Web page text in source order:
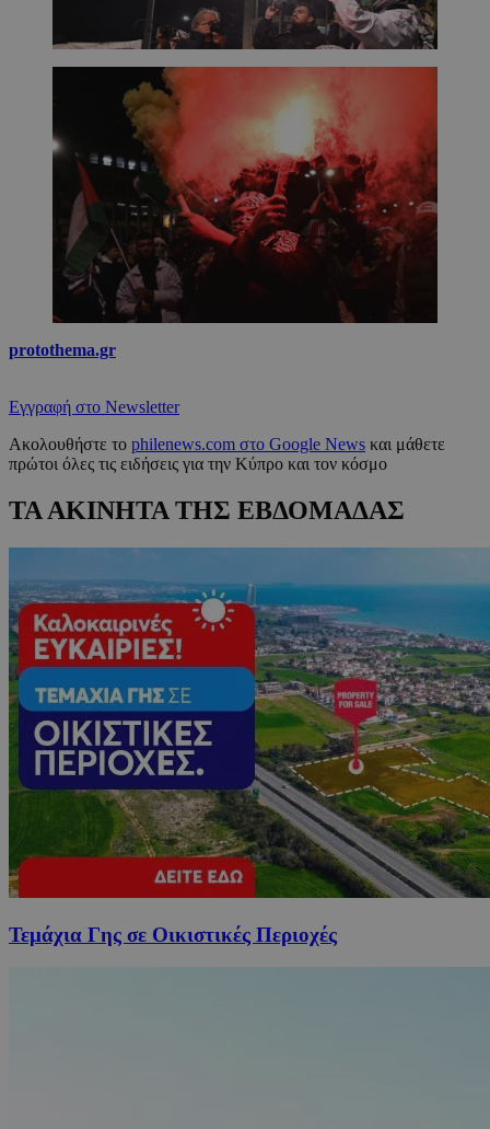
protothema.gr
Εγγραφή στο Newsletter
Ακολουθήστε το philenews.com στο Google News και μάθετε
πρώτοι όλες τις ειδήσεις για την Κύπρο και τον κόσμο
ΤΑ ΑΚΙΝΗΤΑ ΤΗΣ ΕΒΔΟΜΑΔΑΣ
Τεμάχια Γης σε Οικιστικές Περιοχές